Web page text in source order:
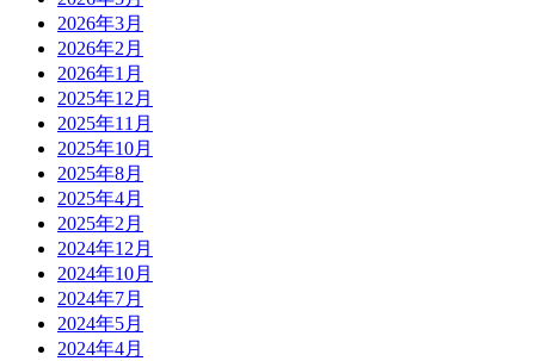
2026年3月
2026年2月
2026年1月
2025年12月
2025年11月
2025年10月
2025年8月
2025年4月
2025年2月
2024年12月
2024年10月
2024年7月
2024年5月
2024年4月